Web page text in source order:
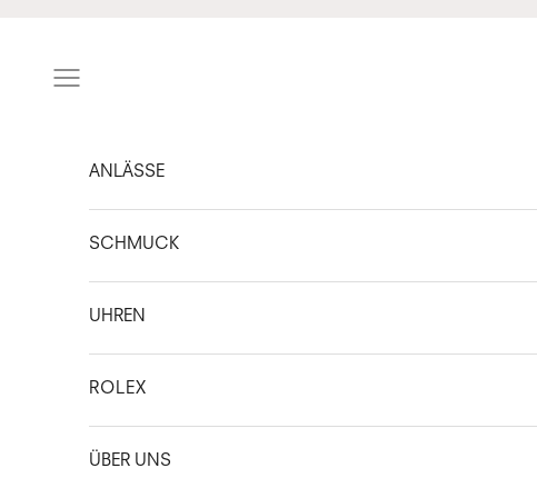
Navigationsmenü öffnen
ANLÄSSE
SCHMUCK
UHREN
ROLEX
ÜBER UNS